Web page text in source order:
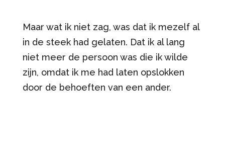
Maar wat ik niet zag, was dat ik mezelf al
in de steek had gelaten. Dat ik al lang
niet meer de persoon was die ik wilde
zijn, omdat ik me had laten opslokken
door de behoeften van een ander.